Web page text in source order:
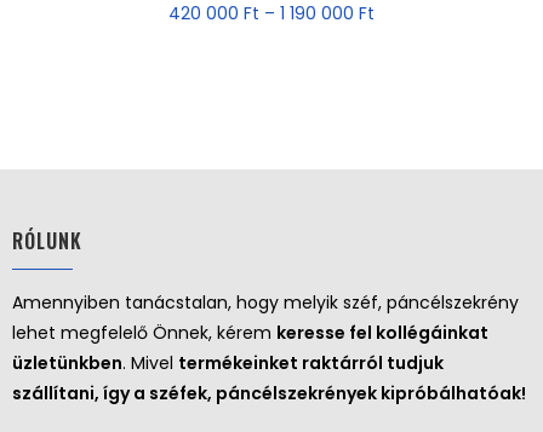
420 000 Ft – 1 190 000 Ft
RÓLUNK
Amennyiben tanácstalan, hogy melyik széf, páncélszekrény
lehet megfelelő Önnek, kérem keresse fel kollégáinkat
üzletünkben. Mivel termékeinket raktárról tudjuk
szállítani, így a széfek, páncélszekrények kipróbálhatóak!